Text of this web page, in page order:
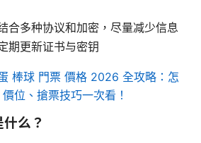
合多种协议和加密，尽量减少信息
期更新证书与密钥
棒球 門票 價格 2026 全攻略：怎
位、搶票技巧一次看！
么？